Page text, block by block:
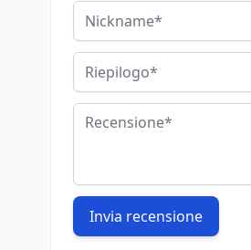
Nickname
Riepilogo
Recensione
Invia recensione